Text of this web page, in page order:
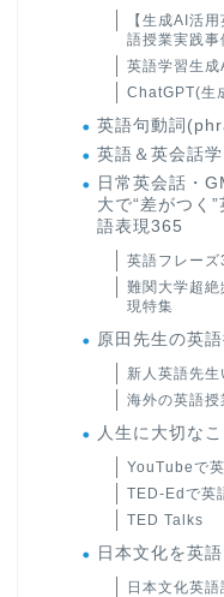
【生成AI活
語授業実践事
英語学習生成
ChatGPT(生
英語句動詞
英語＆英会話
日常英会話・
大で“差がつく
語表現365
英語フレー
難関大学超
現特集
原田先生の英
新人英語先生
海外の英語
人生に大切な
YouTubeで
TED-Edで英
TED Talks
日本文化を英
日本文化英